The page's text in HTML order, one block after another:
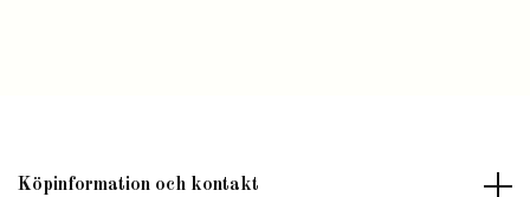
Köpinformation och kontakt